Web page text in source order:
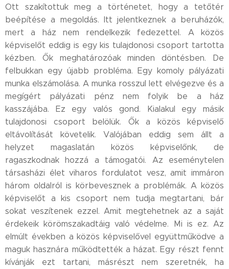
Ott szakítottuk meg a történetet, hogy a tetőtér
beépítése a megoldás. Itt jelentkeznek a beruházók,
mert a ház nem rendelkezik fedezettel. A közös
képviselőt eddig is egy kis tulajdonosi csoport tartotta
kézben. Ők meghatározóak minden döntésben. De
felbukkan egy újabb probléma. Egy komoly pályázati
munka elszámolása. A munka rosszul lett elvégezve és a
megígért pályázati pénz nem folyik be a ház
kasszájába. Ez egy valós gond. Kialakul egy másik
tulajdonosi csoport belölük. Ők a közös képviselő
eltávolítását követelik. Valójában eddig sem állt a
helyzet magaslatán közös képviselőnk, de
ragaszkodnak hozzá a támogatói. Az eseménytelen
társasházi élet viharos fordulatot vesz, amit immáron
három oldalról is körbevesznek a problémák. A közös
képviselőt a kis csoport nem tudja megtartani, bár
sokat veszítenek ezzel. Amit megtehetnek az a saját
érdekeik körömszakadtáig való védelme. Mi is ez. Az
elmúlt években a közös képviselővel együttműködve a
maguk hasznára működtették a házat. Egy részt fennt
kívánják ezt tartani, másrészt nem szeretnék, ha